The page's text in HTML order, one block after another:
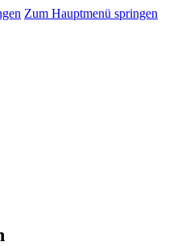
Zum Hauptmenü springen